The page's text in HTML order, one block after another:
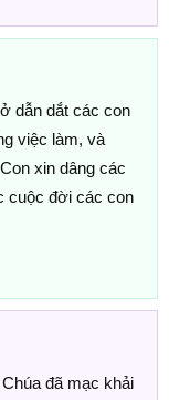
dẫn dắt các con
việc làm, và
xin dâng các
cuộc đời các con
đã mạc khải